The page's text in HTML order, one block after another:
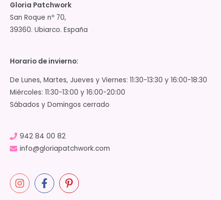
Gloria Patchwork
San Roque nº 70,
39360. Ubiarco. España
Horario de invierno:
De Lunes, Martes, Jueves y Viernes: 11:30-13:30 y 16:00-18:30
Miércoles: 11:30-13:00 y 16:00-20:00
Sábados y Domingos cerrado
942 84 00 82
info@gloriapatchwork.com